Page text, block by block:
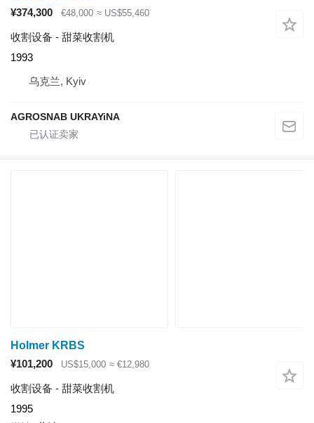
¥374,300
€48,000 ≈ US$55,460
收割设备 - 甜菜收割机
1993
乌克兰, Kyiv
AGROSNAB UKRAYiNA
Holmer KRBS
¥101,200
US$15,000 ≈ €12,980
收割设备 - 甜菜收割机
1995